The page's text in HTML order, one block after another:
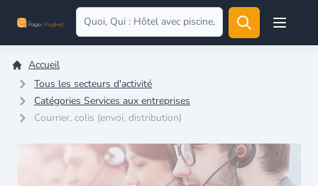
Open
Accueil
Tous les secteurs d'activité
Catégories Services aux entreprises
Courrier, colis (envoi, distribution)